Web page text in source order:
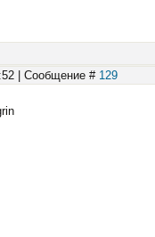
| Сообщение # 129